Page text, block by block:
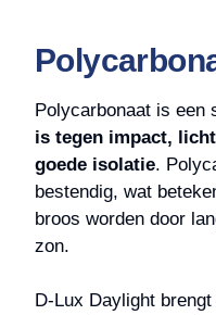
Polycarbonaat is een
is tegen impact,
goede isolatie.
bestendig, wat
broos worden door
zon.
D-Lux Daylight brengt